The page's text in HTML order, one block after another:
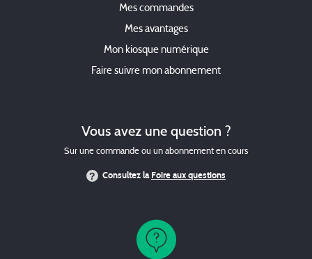
Mes commandes
Mes avantages
Mon kiosque numérique
Faire suivre mon abonnement
Vous avez une question ?
Sur une commande ou un abonnement en cours
Consultez laFoire aux questions